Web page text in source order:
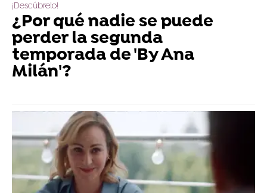
¡Descúbrelo!
¿Por qué nadie se puede
perder la segunda
temporada de 'By Ana
Milán'?